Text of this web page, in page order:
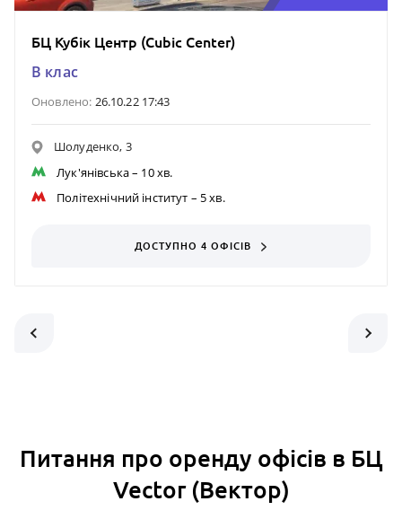
БЦ Кубік Центр (Cubic Center)
B клас
Оновлено: 26.10.22 17:43
Шолуденко, 3
Лук'янівська– 10 хв.
Політехнічний інститут – 5 хв.
ДОСТУПНО 4 ОФІСІВ
Питання про оренду офісів в БЦ
Vector (Вектор)